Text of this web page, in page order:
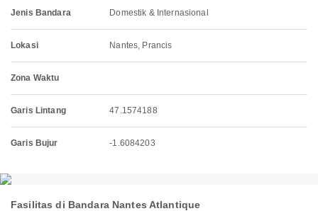
Jenis Bandara Domestik & Internasional
Lokasi Nantes, Prancis
Zona Waktu
Garis Lintang 47.1574188
Garis Bujur -1.6084203
Fasilitas di Bandara Nantes Atlantique